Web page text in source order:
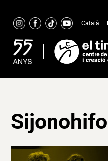
content
Català